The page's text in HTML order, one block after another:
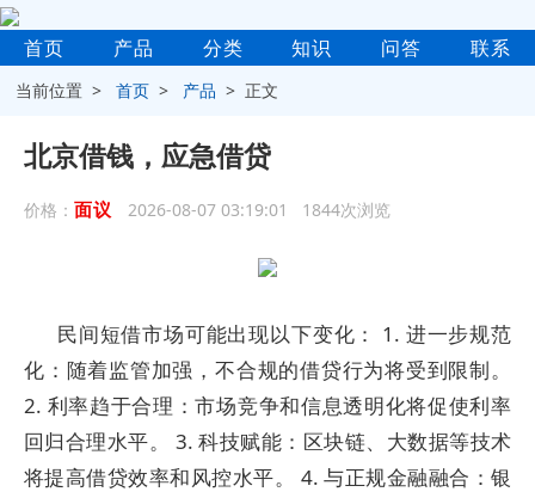
首页 产品 分类 知识 问答 联系
当前位置 >首页 > 产品 > 正文
北京借钱，应急借贷
价格： 面议 2026-08-07 03:19:01 1844次浏览
民间短借市场可能出现以下变化： 1. 进一步规范
化：随着监管加强，不合规的借贷行为将受到限制。
2. 利率趋于合理：市场竞争和信息透明化将促使利率
回归合理水平。 3. 科技赋能：区块链、大数据等技术
将提高借贷效率和风控水平。 4. 与正规金融融合：银